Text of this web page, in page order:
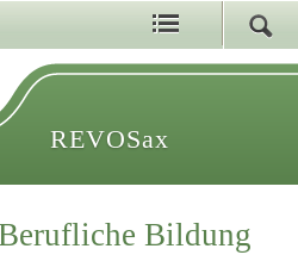
REVOSax
Bildung